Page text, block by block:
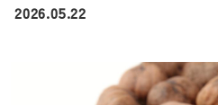
2026.05.22